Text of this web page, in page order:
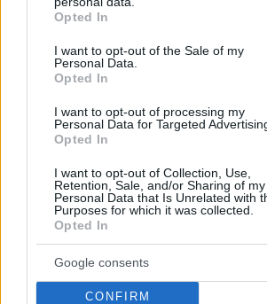
grant or deny consent to Google and its
use your data for below specified
consent section.
Opted In
I want to opt-out of the Sale of my
Personal Data.
Opted In
I want to opt-out of processing my
Personal Data for Targeted
Opted In
I want to opt-out of Collection, Use,
Retention, Sale, and/or Sharing of my
Personal Data that Is Unrelated with
Purposes for which it was collected.
Opted In
Google consents
CONFIRM